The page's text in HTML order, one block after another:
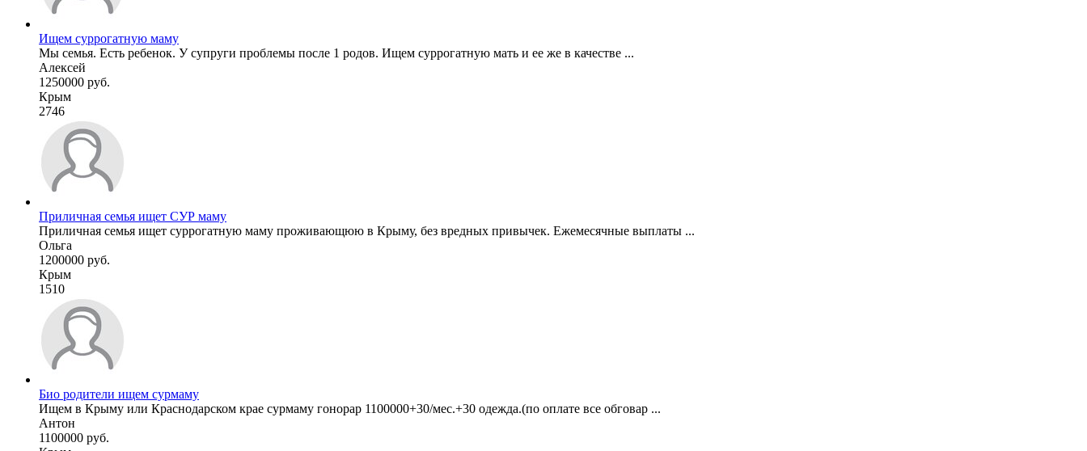
Ищем суррогатную маму
Мы семья. Есть ребенок. У супруги проблемы после 1 родов. Ищем суррогатную мать и ее же в качестве ...
Алексей
1250000 руб.
Крым
2746
Приличная семья ищет СУР маму
Приличная семья ищет суррогатную маму проживающюю в Крыму, без вредных привычек. Ежемесячные выплаты ...
Ольга
1200000 руб.
Крым
1510
Био родители ищем сурмаму
Ищем в Крыму или Краснодарском крае сурмаму гонорар 1100000+30/мес.+30 одежда.(по оплате все обговар ...
Антон
1100000 руб.